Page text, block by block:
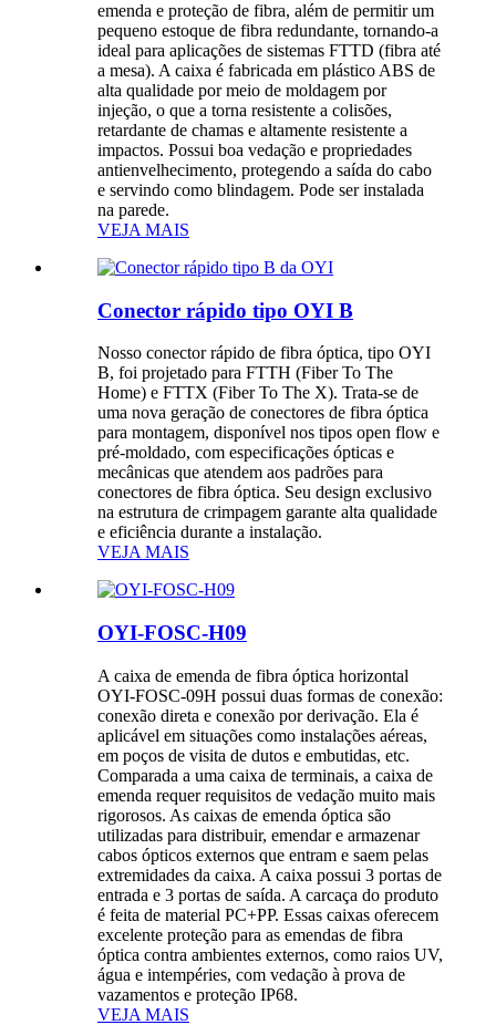
emenda e proteção de fibra, além de permitir um
pequeno estoque de fibra redundante, tornando-a
ideal para aplicações de sistemas FTTD (fibra até
a mesa). A caixa é fabricada em plástico ABS de
alta qualidade por meio de moldagem por
injeção, o que a torna resistente a colisões,
retardante de chamas e altamente resistente a
impactos. Possui boa vedação e propriedades
antienvelhecimento, protegendo a saída do cabo
e servindo como blindagem. Pode ser instalada
na parede.
VEJA MAIS
Conector rápido tipo OYI B
Nosso conector rápido de fibra óptica, tipo OYI
B, foi projetado para FTTH (Fiber To The
Home) e FTTX (Fiber To The X). Trata-se de
uma nova geração de conectores de fibra óptica
para montagem, disponível nos tipos open flow e
pré-moldado, com especificações ópticas e
mecânicas que atendem aos padrões para
conectores de fibra óptica. Seu design exclusivo
na estrutura de crimpagem garante alta qualidade
e eficiência durante a instalação.
VEJA MAIS
OYI-FOSC-H09
A caixa de emenda de fibra óptica horizontal
OYI-FOSC-09H possui duas formas de conexão:
conexão direta e conexão por derivação. Ela é
aplicável em situações como instalações aéreas,
em poços de visita de dutos e embutidas, etc.
Comparada a uma caixa de terminais, a caixa de
emenda requer requisitos de vedação muito mais
rigorosos. As caixas de emenda óptica são
utilizadas para distribuir, emendar e armazenar
cabos ópticos externos que entram e saem pelas
extremidades da caixa. A caixa possui 3 portas de
entrada e 3 portas de saída. A carcaça do produto
é feita de material PC+PP. Essas caixas oferecem
excelente proteção para as emendas de fibra
óptica contra ambientes externos, como raios UV,
água e intempéries, com vedação à prova de
vazamentos e proteção IP68.
VEJA MAIS